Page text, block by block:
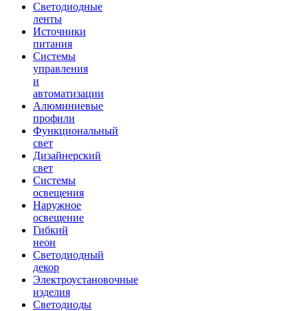
Светодиодные
ленты
Источники
питания
Системы
управления
и
автоматизации
Алюминиевые
профили
Функциональный
свет
Дизайнерский
свет
Системы
освещения
Наружное
освещение
Гибкий
неон
Светодиодный
декор
Электроустановочные
изделия
Светодиоды